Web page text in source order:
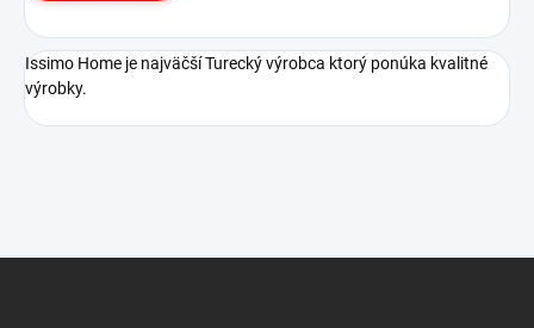
Issimo Home je najväčší Turecký výrobca ktorý ponúka kvalitné
výrobky.